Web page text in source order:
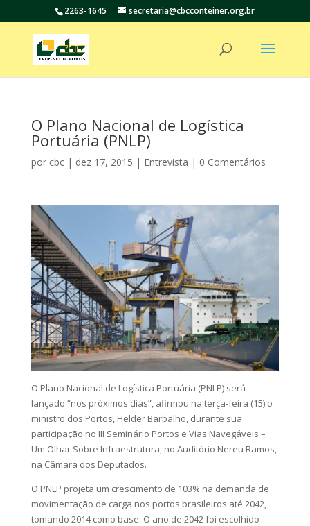
2263-1645 secretaria@cbcconteiner.org.br
O Plano Nacional de Logística
Portuária (PNLP)
por cbc| dez 17, 2015 | Entrevista | 0 Comentários
O Plano Nacional de Logística Portuária (PNLP) será
lançado “nos próximos dias”, afirmou na terça-feira (15) o
ministro dos Portos, Helder Barbalho, durante sua
participação no III Seminário Portos e Vias Navegáveis –
Um Olhar Sobre Infraestrutura, no Auditório Nereu Ramos,
na Câmara dos Deputados.
O PNLP projeta um crescimento de 103% na demanda de
movimentação de carga nos portos brasileiros até 2042,
tomando 2014 como base. O ano de 2042 foi escolhido